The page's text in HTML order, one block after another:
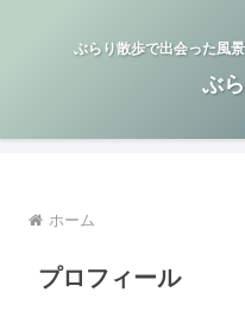
ぶらり散歩で出会った風
ぶ
ホーム
プロフィール